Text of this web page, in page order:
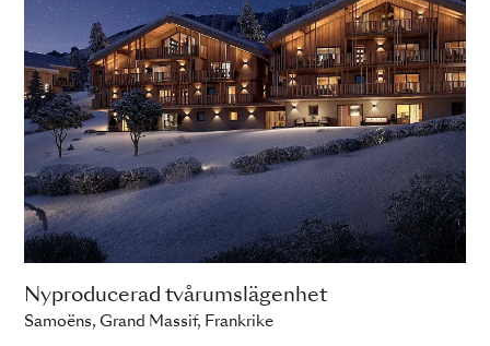
Nyproducerad tvårumslägenhet
Samoëns, Grand Massif, Frankrike